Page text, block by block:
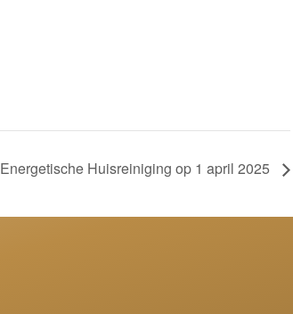
Energetische Huisreiniging op 1 april 2025